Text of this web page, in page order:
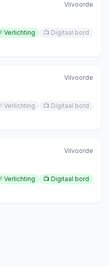
Vilvoorde
Verlichting 📺 Digitaal bord
Vilvoorde
Verlichting 📺 Digitaal bord
Vilvoorde
Verlichting 📺 Digitaal bord